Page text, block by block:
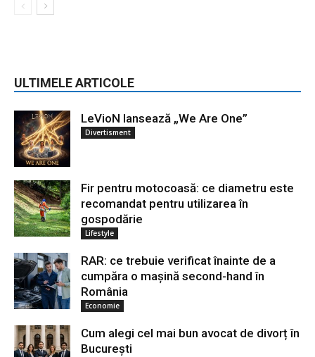
ULTIMELE ARTICOLE
LeVioN lansează „We Are One”
Divertisment
Fir pentru motocoasă: ce diametru este
recomandat pentru utilizarea în
gospodărie
Lifestyle
RAR: ce trebuie verificat înainte de a
cumpăra o mașină second-hand în
România
Economie
Cum alegi cel mai bun avocat de divorț în
București